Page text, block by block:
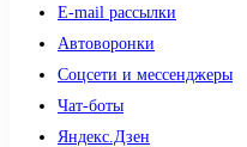
E-mail рассылки
Автоворонки
Соцсети и мессенджеры
Чат-боты
Яндекс.Дзен